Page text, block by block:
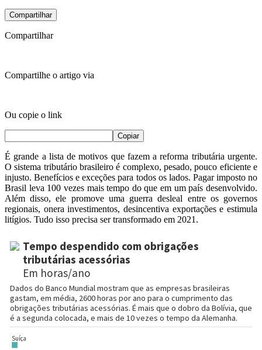
Compartilhar
Compartilhar
Compartilhe o artigo via
Ou copie o link
Copiar
É grande a lista de motivos que fazem a reforma tributária urgente.
O sistema tributário brasileiro é complexo, pesado, pouco eficiente e
injusto. Benefícios e exceções para todos os lados. Pagar imposto no
Brasil leva 100 vezes mais tempo do que em um país desenvolvido.
Além disso, ele promove uma guerra desleal entre os governos
regionais, onera investimentos, desincentiva exportações e estimula
litígios. Tudo isso precisa ser transformado em 2021.